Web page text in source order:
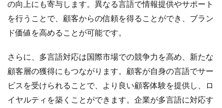
の向上にも寄与します。異なる言語で情報提供やサポート
を行うことで、顧客からの信頼を得ることができ、ブラン
ド価値を高めることが可能です。
さらに、多言語対応は国際市場での競争力を高め、新たな
顧客層の獲得にもつながります。顧客が自身の言語でサー
ビスを受けられることで、より良い顧客体験を提供し、ロ
イヤルティを築くことができます。企業が多言語に対応す